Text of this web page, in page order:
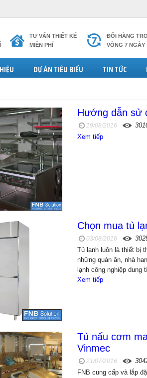
TƯ VẤN THIẾT KẾ
MIỄN PHÍ
ĐỔI HÀNG
VÒNG 7 NGÀY
DỰ ÁN TIÊU BIỂU TIN TỨC
Hướng dẫn sử
19/08/2016
Xem tiếp
Chọn mua tủ
03/08/2016
Tủ lạnh luôn là thiết bị
những quán ăn, nhà
lạnh công nghiệp
Xem tiếp
Tủ nấu cơm
Vinmec
21/07/2016
FNB cung cấp và lắp